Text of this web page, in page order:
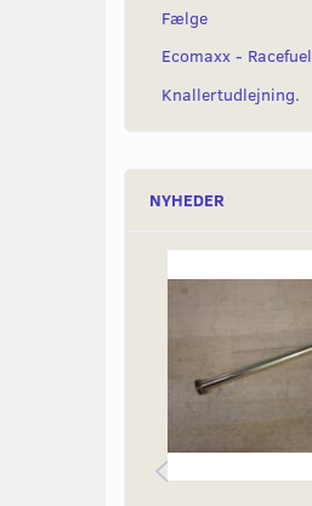
Fælge
Ecomaxx - Racefuel
Knallertudlejning.
NYHEDER